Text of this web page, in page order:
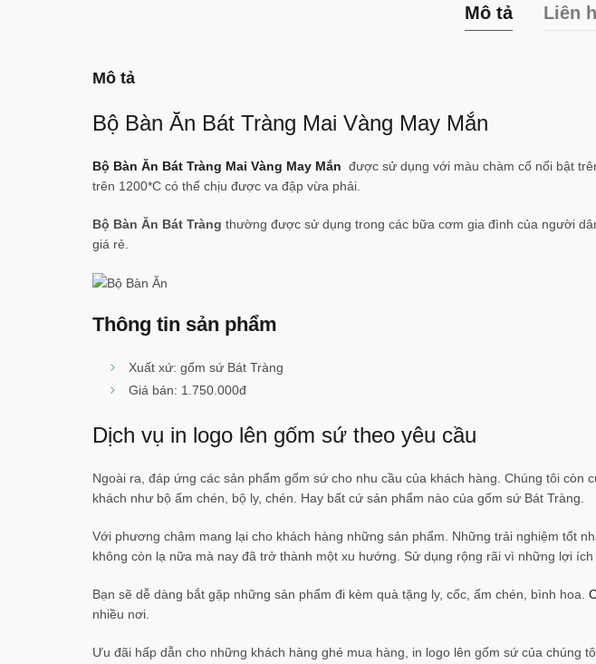
Mô tả Liên
Mô tả
Bộ Bàn Ăn Bát Tràng Mai Vàng May Mắn
Bộ Bàn Ăn Bát Tràng Mai Vàng May Mắn được sử dụng với màu chàm cổ nổi bật
trên 1200*C có thể chịu được va đập vừa phải.
Bộ Bàn Ăn Bát Tràng thường được sử dụng trong các bữa cơm gia đình của người
giá rẻ.
Thông tin sản phẩm
Xuất xứ: gốm sứ Bát Tràng
Giá bán: 1.750.000đ
Dịch vụ in logo lên gốm sứ theo yêu cầu
Ngoài ra, đáp ứng các sản phẩm gốm sứ cho nhu cầu của khách hàng. Chúng tôi
khách như bộ ấm chén, bộ ly, chén. Hay bất cứ sản phẩm nào của gốm sứ Bát Tràng.
Với phương châm mang lại cho khách hàng những sản phẩm. Những trải nghiệm tốt
không còn lạ nữa mà nay đã trở thành một xu hướng. Sử dụng rộng rãi vì những lợi ích
Bạn sẽ dễ dàng bắt gặp những sản phẩm đi kèm quà tặng ly, cốc, ấm chén, bình hoa.
nhiều nơi.
Ưu đãi hấp dẫn cho những khách hàng ghé mua hàng, in logo lên gốm sứ của